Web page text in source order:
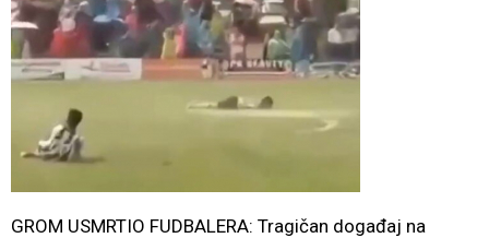
GROM USMRTIO FUDBALERA: Tragičan događaj na